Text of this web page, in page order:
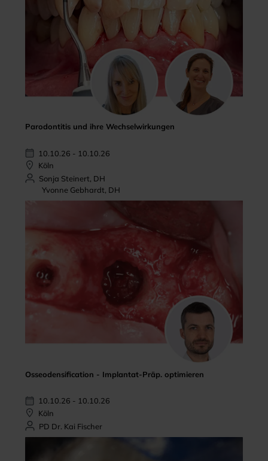
Parodontitis und ihre Wechselwirkungen
10.10.26 - 10.10.26
Köln
Sonja Steinert, DH
Yvonne Gebhardt, DH
Osseodensification - Implantat-Präp. optimieren
10.10.26 - 10.10.26
Köln
PD Dr. Kai Fischer